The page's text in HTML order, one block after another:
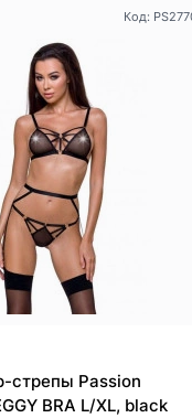
Код:
стрепы Passion
BRA L/XL, black